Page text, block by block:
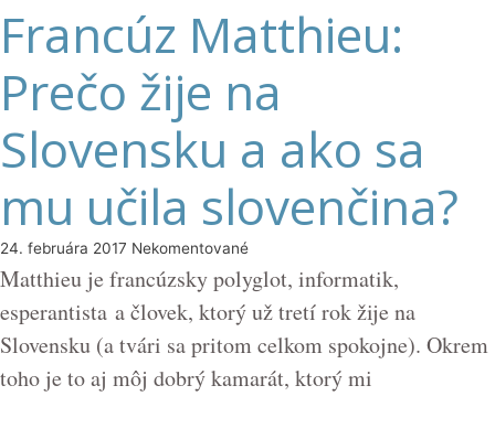
Francúz Matthieu:
Prečo žije na
Slovensku a ako sa
mu učila slovenčina?
24. februára 2017 Nekomentované
Matthieu je francúzsky polyglot, informatik,
esperantista a človek, ktorý už tretí rok žije na
Slovensku (a tvári sa pritom celkom spokojne). Okrem
toho je to aj môj dobrý kamarát, ktorý mi